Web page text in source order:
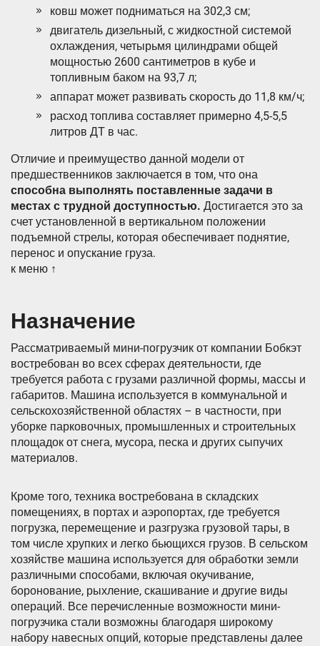
ковш может подниматься на 302,3 см;
двигатель дизельный, с жидкостной системой
охлаждения, четырьмя цилиндрами общей
мощностью 2600 сантиметров в кубе и
топливным баком на 93,7 л;
аппарат может развивать скорость до 11,8 км/ч;
расход топлива составляет примерно 4,5-5,5
литров ДТ в час.
Отличие и преимущество данной модели от
предшественников заключается в том, что она
способна выполнять поставленные задачи в
местах с трудной доступностью. Достигается это за
счет установленной в вертикальном положении
подъемной стрелы, которая обеспечивает поднятие,
перенос и опускание груза.
к меню ↑
Назначение
Рассматриваемый мини-погрузчик от компании Бобкэт
востребован во всех сферах деятельности, где
требуется работа с грузами различной формы, массы и
габаритов. Машина используется в коммунальной и
сельскохозяйственной областях – в частности, при
уборке парковочных, промышленных и строительных
площадок от снега, мусора, песка и других сыпучих
материалов.
Кроме того, техника востребована в складских
помещениях, в портах и аэропортах, где требуется
погрузка, перемещение и разгрузка грузовой тары, в
том числе хрупких и легко бьющихся грузов. В сельском
хозяйстве машина используется для обработки земли
различными способами, включая окучивание,
боронование, рыхление, скашивание и другие виды
операций. Все перечисленные возможности мини-
погрузчика стали возможны благодаря широкому
набору навесных опций, которые представлены далее